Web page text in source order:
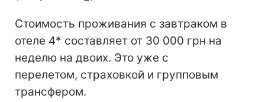
Стоимость проживания с завтраком в
отеле 4* составляет от 30 000 грн на
неделю на двоих. Это уже с
перелетом, страховкой и групповым
трансфером.